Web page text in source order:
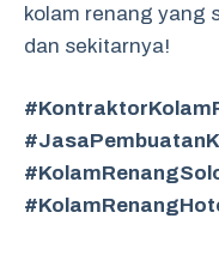
kolam renang yang
dan sekitarnya!